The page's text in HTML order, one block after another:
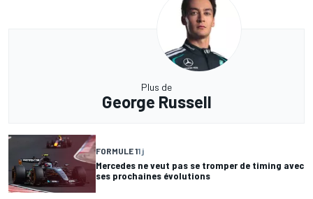
Plus de
George Russell
FORMULE 11 j
Mercedes ne veut pas se tromper de timing avec
ses prochaines évolutions